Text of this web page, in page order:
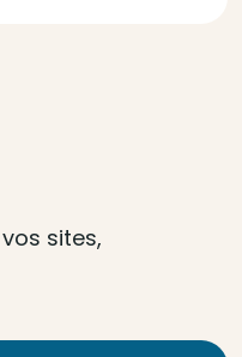
sites,